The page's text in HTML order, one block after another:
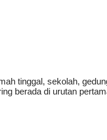
tinggal, sekolah,
berada di urutan